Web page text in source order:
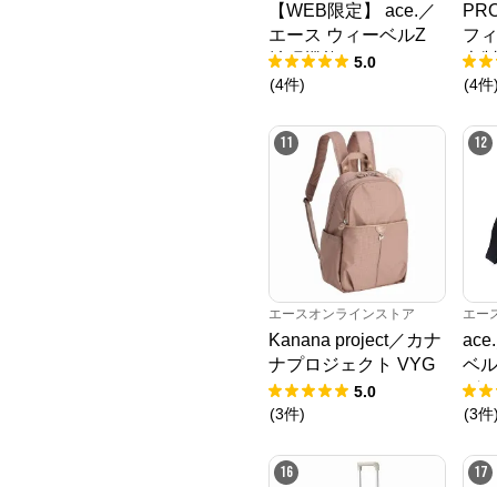
【WEB限定】 ace.／
エース ウィーベルZ
拡張機能 キャスター
ストッパー 60/70L 09
5.0
(4件)
フ
本
18L
(4件
11
エースオンラインストア
Kanana project／カナ
ナプロジェクト VYG
シェリ リュックサッ
ク 17945
5.0
(3件)
12
エー
ベ
グ
13
(3件
16 17